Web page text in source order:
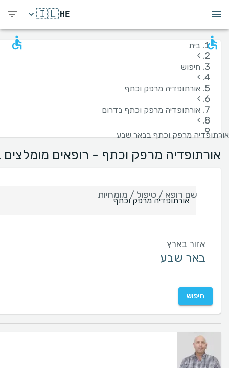
HE
🇮🇱
בית
›
חיפוש
›
אורתופדיה מרפק וכתף
›
אורתופדיה מרפק וכתף בדרום
›
אורתופדיה מרפק וכתף בבאר שבע
אורתופדיה מרפק וכתף - רופאים
שם רופא / טיפול / מומחיות
אזור בארץ
חיפוש